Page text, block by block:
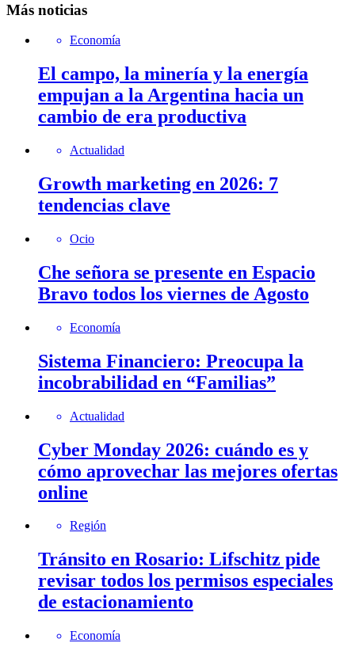
Más noticias
Economía
El campo, la minería y la energía
empujan a la Argentina hacia un
cambio de era productiva
Actualidad
Growth marketing en 2026: 7
tendencias clave
Ocio
Che señora se presente en Espacio
Bravo todos los viernes de Agosto
Economía
Sistema Financiero: Preocupa la
incobrabilidad en “Familias”
Actualidad
Cyber Monday 2026: cuándo es y
cómo aprovechar las mejores ofertas
online
Región
Tránsito en Rosario: Lifschitz pide
revisar todos los permisos especiales
de estacionamiento
Economía